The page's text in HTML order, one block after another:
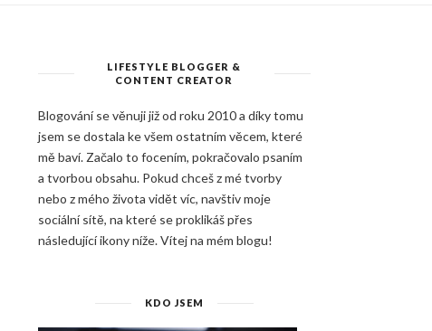
LIFESTYLE BLOGGER &
CONTENT CREATOR
Blogování se věnuji již od roku 2010 a díky tomu
jsem se dostala ke všem ostatním věcem, které
mě baví. Začalo to focením, pokračovalo psaním
a tvorbou obsahu. Pokud chceš z mé tvorby
nebo z mého života vidět víc, navštiv moje
sociální sítě, na které se proklikáš přes
následující ikony níže. Vítej na mém blogu!
KDO JSEM